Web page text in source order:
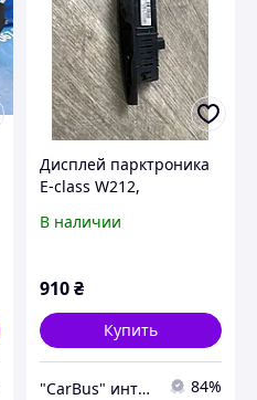
Дисплей парктроника
E-class W212,
В наличии
910₴
Купить
"CarBus" интернет-магазин запчастей 84%